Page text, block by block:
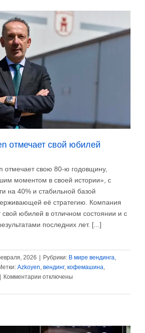
отмечает свой юбилей
отмечает свою 80-ю годовщину,
моментом в своей истории», с
на 40% и стабильной базой
её стратегию. Компания
свой юбилей в отличном состоянии и с
последних лет. [...]
2026 Рубрики: В мире вендинга,
Azkoyen, вендинг, кофемашина,
Комментарии к
80
отмечает
отключены